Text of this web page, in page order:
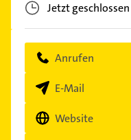
Jetzt geschlossen
Anrufen
E-Mail
Website